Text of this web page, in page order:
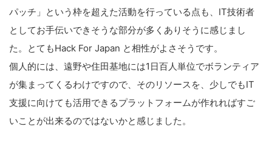
パッチ」という枠を超えた活動を行っている点も、IT技術者
としてお手伝いできそうな部分が多くありそうに感じまし
た。とてもHack For Japan と相性がよさそうです。
個人的には、遠野や住田基地には1日百人単位でボランティア
が集まってくるわけですので、そのリソースを、少しでもIT
支援に向けても活用できるプラットフォームが作れればすご
いことが出来るのではないかと感じました。